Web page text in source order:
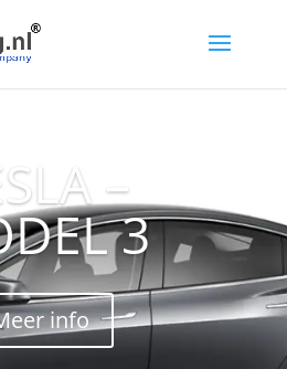
–
3
info